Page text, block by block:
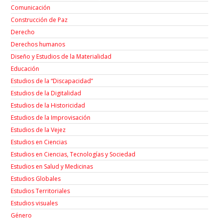
Comunicación
Construcción de Paz
Derecho
Derechos humanos
Diseño y Estudios de la Materialidad
Educación
Estudios de la “Discapacidad”
Estudios de la Digitalidad
Estudios de la Historicidad
Estudios de la Improvisación
Estudios de la Vejez
Estudios en Ciencias
Estudios en Ciencias, Tecnologías y Sociedad
Estudios en Salud y Medicinas
Estudios Globales
Estudios Territoriales
Estudios visuales
Género